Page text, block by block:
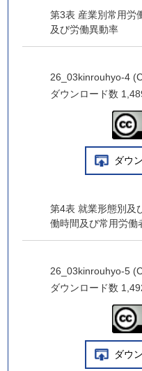
第3表 産業別常用労
及び労働異動率
26_03kinrouhyo-4
ダウンロード数
ダウ
第4表 就業形態別及
働時間及び常用労働
26_03kinrouhyo-5
ダウンロード数
ダウ